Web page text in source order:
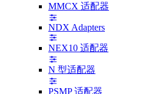
MMCX 适配器
NDX Adapters
NEX10 适配器
N 型适配器
PSMP 适配器